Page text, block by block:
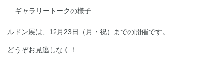
ギャラリートークの様子
ルドン展は、12月23日（月・祝）までの開催です。
どうぞお見逃しなく！